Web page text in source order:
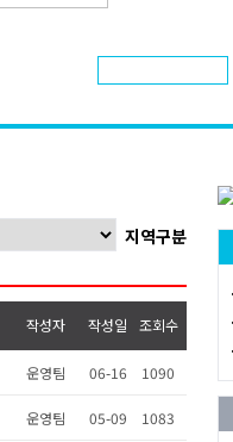
지역구분
작성자 작성일 조회수
운영팀 06-16 1090
운영팀 05-09 1083